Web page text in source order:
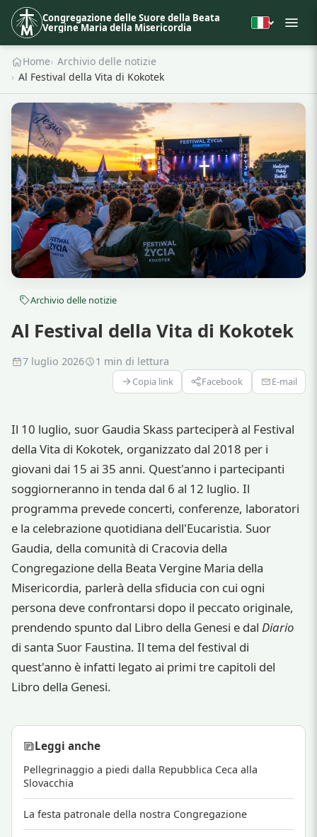
Congregazione delle Suore della Beata
Vergine Maria della Misericordia
Home Archivio delle notizie
Al Festival della Vita di Kokotek
Archivio delle notizie
Al Festival della Vita di Kokotek
7 luglio 2026 1 min di lettura
Copia link Facebook E-mail
Il 10 luglio, suor Gaudia Skass parteciperà al Festival
della Vita di Kokotek, organizzato dal 2018 per i
giovani dai 15 ai 35 anni. Quest'anno i partecipanti
soggiorneranno in tenda dal 6 al 12 luglio. Il
programma prevede concerti, conferenze, laboratori
e la celebrazione quotidiana dell'Eucaristia. Suor
Gaudia, della comunità di Cracovia della
Congregazione della Beata Vergine Maria della
Misericordia, parlerà della sfiducia con cui ogni
persona deve confrontarsi dopo il peccato originale,
prendendo spunto dal Libro della Genesi e dal Diario
di santa Suor Faustina. Il tema del festival di
quest'anno è infatti legato ai primi tre capitoli del
Libro della Genesi.
Leggi anche
Pellegrinaggio a piedi dalla Repubblica Ceca alla
Slovacchia
La festa patronale della nostra Congregazione